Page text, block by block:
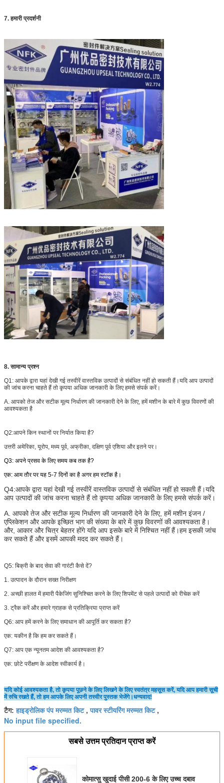
7. हमारी प्रदर्शनी
8. सामान्य प्रश्न
Q1: आपके द्वारा यहां देखी गई तस्वीरें वास्तविक उत्पादों से संबंधित नहीं हो सकती हैं।यदि आप उत्पादों
की जांच करना चाहते हैं तो कृपया अधिक जानकारी के लिए हमसे संपर्क करें।
A. आपको तेज और सटीक मूल्य निर्धारण की जानकारी देने के लिए, हमें मशीन के बारे में कुछ विवरणों की
आवश्यकता है
Q2:आपने किन स्थानों पर निर्यात किया है?
उत्तरी अमेरिका, यूरोप, मध्य पूर्व, अफ्रीका, दक्षिण पूर्व एशिया और इतने पर।
Q3: अपने प्रसव के लिए समय कब तक है?
एक: आम तौर पर यह 5-7 दिनों का है अगर हम स्टॉक है।
Q4:आपके द्वारा यहां देखी गई तस्वीरें वास्तविक उत्पादों से संबंधित नहीं हो सकती हैं।यदि
आप उत्पादों की जांच करना चाहते हैं तो कृपया अधिक जानकारी के लिए हमसे संपर्क करें।
A. आपको तेज और सटीक मूल्य निर्धारण की जानकारी देने के लिए, हमें मशीन इंजन /
एप्लिकेशन और आपके इच्छित भाग की संख्या के बारे में कुछ विवरणों की आवश्यकता है।
और, आकार और चित्र बेहतर होंगे यदि आप इसके बारे में निश्चित नहीं हैं।हम इसकी जांच
कर सकते हैं और इसमें आपकी मदद कर सकते हैं।
Q5: बिक्री के बाद सेवा की गारंटी कैसे दें?
1. उत्पादन के दौरान सख्त निरीक्षण
2. अच्छी हालत में हमारी पैकेजिंग सुनिश्चित करने के लिए शिपमेंट से पहले उत्पादों को रीचेक करें
3. ट्रैक करें और हमारे ग्राहक से प्रतिक्रिया प्राप्त करें
Q6: आप हमें करने के लिए समाधान की आपूर्ति कर सकता है?
एक: यकीन है कि हम कर सकते हैं।
Q7: आप एक न्यूनतम आदेश की आवश्यकता है?
एक: छोटे परीक्षण के आदेश स्वीकार्य है।
यदि कोई आवश्यकता है, तो कृपया पूछने के लिए लिखने के लिए स्वतंत्र महसूस करें, यदि आप हमारी सूची
में रुचि रखते हैं, तो हम आपके लिए अपनी तस्वीर पुस्तक भेजेंगे।धन्यवाद!
टैग:हाइड्रोलिक पंप मरम्मत किट,पावर स्टीयरिंग मरम्मत किट,
No input file specified.
सबसे उत्तम प्रतिदान प्राप्त करें
कोमात्सु खुदाई पीसी 200-6 के लिए उच्च दबाव